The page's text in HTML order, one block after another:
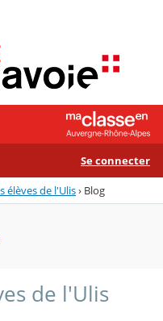
Se connecter
élèves de l'Ulis› Blog
de l'Ulis